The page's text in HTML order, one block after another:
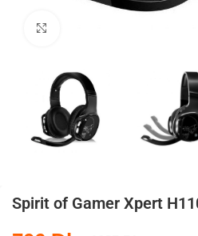
Spirit of Gamer Xpert